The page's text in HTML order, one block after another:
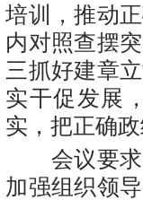
培训，推动
内对照查摆
三抓好建章
实干促发展
实，把正确
会议要求
加强组织领